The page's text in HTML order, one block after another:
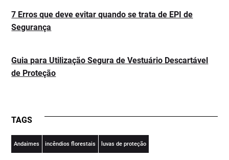
7 Erros que deve evitar quando se trata de EPI de
Segurança
Guia para Utilização Segura de Vestuário Descartável
de Proteção
TAGS
Andaimes incêndios florestais luvas de proteção